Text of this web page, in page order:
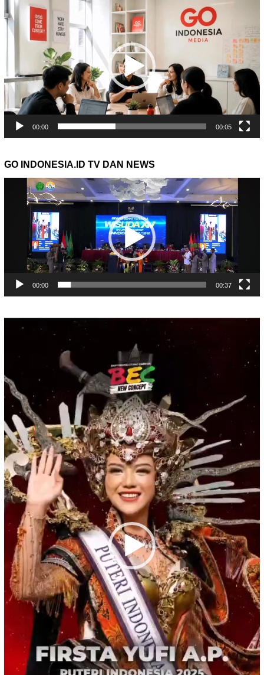
Video
00:00 00:05
GO INDONESIA.ID TV DAN NEWS
Pemutar
00:00 00:37